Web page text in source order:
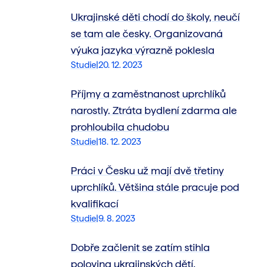
Studie|20. 12. 2023
Ukrajinské děti chodí do školy, neučí
se tam ale česky. Organizovaná
výuka jazyka výrazně poklesla
Studie|18. 12. 2023
Příjmy a zaměstnanost uprchlíků
narostly. Ztráta bydlení zdarma ale
prohloubila chudobu
Studie|9. 8. 2023
Práci v Česku už mají dvě třetiny
uprchlíků. Většina stále pracuje pod
kvalifikací
Dobře začlenit se zatím stihla
polovina ukrajinských dětí.